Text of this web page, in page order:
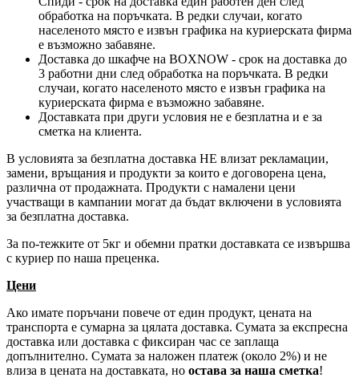
обработка на поръчката. В редки случаи, когато
населеното място е извън графика на куриерската фирма
е възможно забавяне.
Доставка до шкафче на BOXNOW - срок на доставка до
3 работни дни след обработка на поръчката. В редки
случаи, когато населеното място е извън графика на
куриерската фирма е възможно забавяне.
Доставката при други условия не е безплатна и е за
сметка на клиента.
В условията за безплатна доставка НЕ влизат рекламации,
замени, връщания и продукти за които е договорена цена,
различна от продажната. Продукти с намалени цени
участващи в кампании могат да бъдат включени в условията
за безплатна доставка.
За по-тежките от 5кг и обемни пратки доставката се извършва
с куриер по наша преценка.
Цени
Ако имате поръчани повече от един продукт, цената на
транспорта е сумарна за цялата доставка. Сумата за експресна
доставка или доставка с фиксиран час се заплаща
допълнително. Сумата за наложен платеж (около 2%) и не
влиза в цената на доставката, но остава за наша сметка!